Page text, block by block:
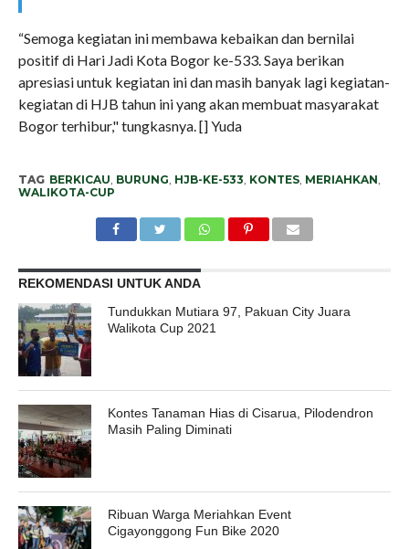
“Semoga kegiatan ini membawa kebaikan dan bernilai
positif di Hari Jadi Kota Bogor ke-533. Saya berikan
apresiasi untuk kegiatan ini dan masih banyak lagi kegiatan-
kegiatan di HJB tahun ini yang akan membuat masyarakat
Bogor terhibur," tungkasnya. [] Yuda
TAG BERKICAU BURUNG HJB-KE-533 KONTES, MERIAHKAN
WALIKOTA-CUP
REKOMENDASI UNTUK ANDA
Tundukkan Mutiara 97, Pakuan City Juara
Walikota Cup 2021
Kontes Tanaman Hias di Cisarua, Pilodendron
Masih Paling Diminati
Ribuan Warga Meriahkan Event
Cigayonggong Fun Bike 2020